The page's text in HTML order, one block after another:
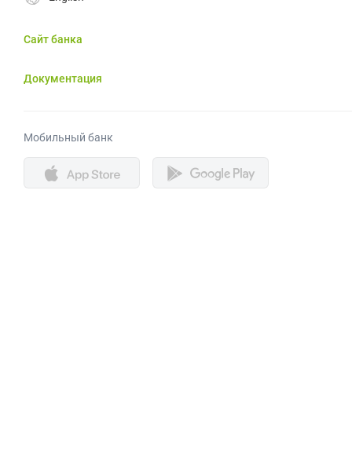
Сайт банка
Документация
Мобильный банк